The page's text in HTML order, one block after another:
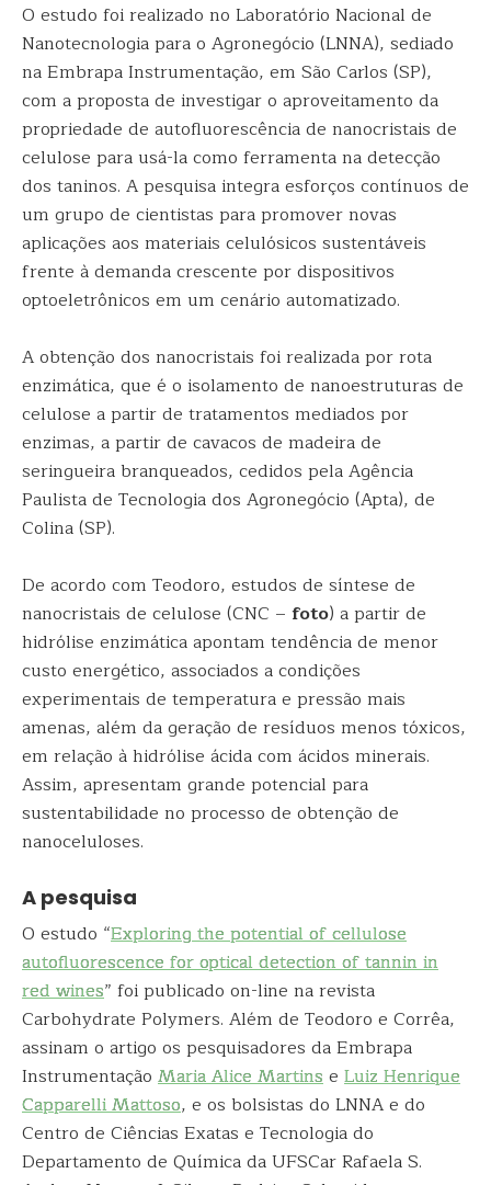
O estudo foi realizado no Laboratório Nacional de
Nanotecnologia para o Agronegócio (LNNA), sediado
na Embrapa Instrumentação, em São Carlos (SP),
com a proposta de investigar o aproveitamento da
propriedade de autofluorescência de nanocristais de
celulose para usá-la como ferramenta na detecção
dos taninos. A pesquisa integra esforços contínuos de
um grupo de cientistas para promover novas
aplicações aos materiais celulósicos sustentáveis
frente à demanda crescente por dispositivos
optoeletrônicos em um cenário automatizado.
A obtenção dos nanocristais foi realizada por rota
enzimática, que é o isolamento de nanoestruturas de
celulose a partir de tratamentos mediados por
enzimas, a partir de cavacos de madeira de
seringueira branqueados, cedidos pela Agência
Paulista de Tecnologia dos Agronegócio (Apta), de
Colina (SP).
De acordo com Teodoro, estudos de síntese de
nanocristais de celulose (CNC – foto) a partir de
hidrólise enzimática apontam tendência de menor
custo energético, associados a condições
experimentais de temperatura e pressão mais
amenas, além da geração de resíduos menos tóxicos,
em relação à hidrólise ácida com ácidos minerais.
Assim, apresentam grande potencial para
sustentabilidade no processo de obtenção de
nanoceluloses.
A pesquisa
O estudo “Exploring the potential of cellulose
autofluorescence for optical detection of tannin in
red wines” foi publicado on-line na revista
Carbohydrate Polymers. Além de Teodoro e Corrêa,
assinam o artigo os pesquisadores da Embrapa
Instrumentação Maria Alice Martinse Luiz Henrique
Capparelli Mattoso, e os bolsistas do LNNA e do
Centro de Ciências Exatas e Tecnologia do
Departamento de Química da UFSCar Rafaela S.